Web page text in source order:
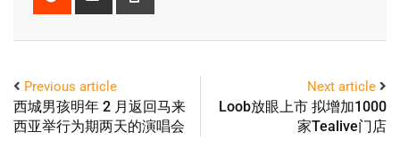
Previous article
西城男孩明年 2 月返回马来
西亚举行为期两天的演唱会
Next article
Loob放眼上市 拟增加1000
家Tealive门店